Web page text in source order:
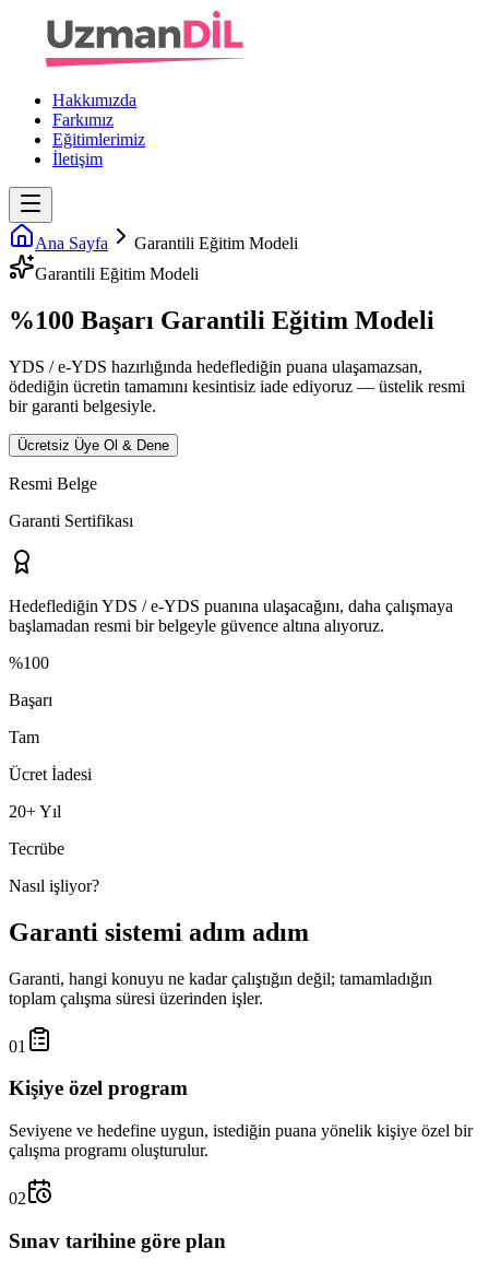
Hakkımızda
Farkımız
Eğitimlerimiz
İletişim
Ana Sayfa
Garantili Eğitim Modeli
Garantili Eğitim Modeli
%100 Başarı Garantili Eğitim Modeli
YDS / e-YDS hazırlığında hedeflediğin puana ulaşamazsan,
ödediğin ücretin tamamını kesintisiz iade ediyoruz — üstelik resmi
bir garanti belgesiyle.
Ücretsiz Üye Ol & Dene
Resmi Belge
Garanti Sertifikası
Hedeflediğin YDS / e-YDS puanına ulaşacağını, daha çalışmaya
başlamadan resmi bir belgeyle güvence altına alıyoruz.
%100
Başarı
Tam
Ücret İadesi
20+ Yıl
Tecrübe
Nasıl işliyor?
Garanti sistemi adım adım
Garanti, hangi konuyu ne kadar çalıştığın değil; tamamladığın
toplam çalışma süresi üzerinden işler.
01
Kişiye özel program
Seviyene ve hedefine uygun, istediğin puana yönelik kişiye özel bir
çalışma programı oluşturulur.
02
Sınav tarihine göre plan